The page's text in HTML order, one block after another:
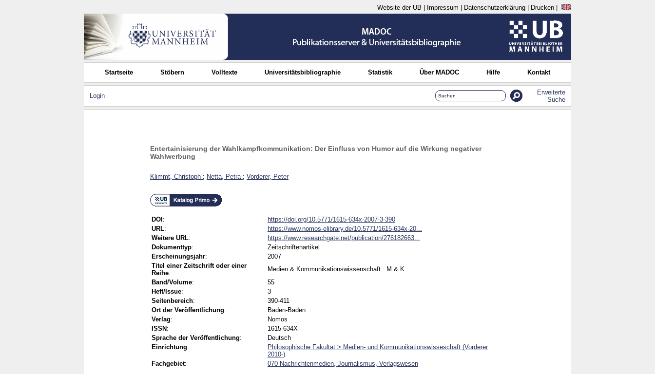
Website der UB Impressum Datenschutzerklärung Drucken
Startseite Stöbern Volltexte Universitätsbibliographie Statistik Über MADOC Hilfe Kontakt
Login
Erweiterte
Suche
Entertainisierung der Wahlkampfkommunikation: Der Einfluss von Humor auf die Wirkung negativer
Wahlwerbung
Klimmt, Christoph ; Netta, Petra ; Vorderer, Peter
DOI :
https://doi.org/10.5771/1615-634x-2007-3-390
URL:
https://www.nomos-elibrary.de/10.5771/1615-634x-20...
Weitere URL:
https://www.researchgate.net/publication/276182663...
Dokumenttyp:
Zeitschriftenartikel
Erscheinungsjahr:
2007
Titel einer Zeitschrift oder einer
Reihe:
Medien & Kommunikationswissenschaft : M & K
Band/Volume:
55
Heft/Issue:
3
Seitenbereich:
390-411
Ort der Veröffentlichung:
Baden-Baden
Verlag:
Nomos
ISSN :
1615-634X
Sprache der Veröffentlichung:
Deutsch
Einrichtung:
Philosophische Fakultät > Medien- und Kommunikationswisseschaft (Vorderer
2010-)
Fachgebiet: 070 Nachrichtenmedien, Journalismus, Verlagswesen